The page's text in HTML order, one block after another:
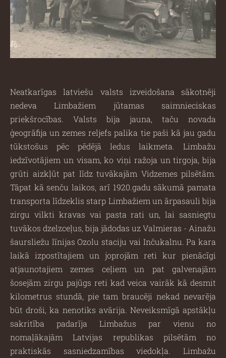
Neatkarīgas latviešu valsts izveidošana sākotnēji
nedeva Limbažiem jūtamas saimnieciskas
priekšrocības. Valsts bija jauna, taču novada
ģeogrāfija un zemes reljefs palika tie paši kā jau gadu
tūkstošus pēc pēdējā ledus laikmeta. Limbažu
iedzīvotājiem un visam, ko viņi ražoja un tirgoja, bija
grūti aizkļūt pat līdz tuvākajām Vidzemes pilsētām.
Tāpat kā senču laikos, arī 1920.gadu sākumā pamata
transporta līdzeklis starp Limbažiem un ārpasauli bija
zirgu vilkti kravas vai pasta rati un, lai sasniegtu
tuvākos dzelzceļus, bija jādodas uz Valmieras - Ainažu
šaursliežu līnijas Ozolu staciju vai Inčukalnu. Pa kara
laikā izpostītajiem un joprojām reti kur pienācīgi
atjaunotajiem zemes ceļiem un pat galvenajām
šosejām zirgu pajūgs reti kad veica vairāk kā desmit
kilometrus stundā, pie tam braucēji nekad nevarēja
būt droši, ka nenotiks avārija. Neveiksmīgā apstākļu
sakritība padarīja Limbažus par vienu no
nomaļākajām Latvijas republikas pilsētām no
praktiskās sasniedzamības viedokļa. Limbažu